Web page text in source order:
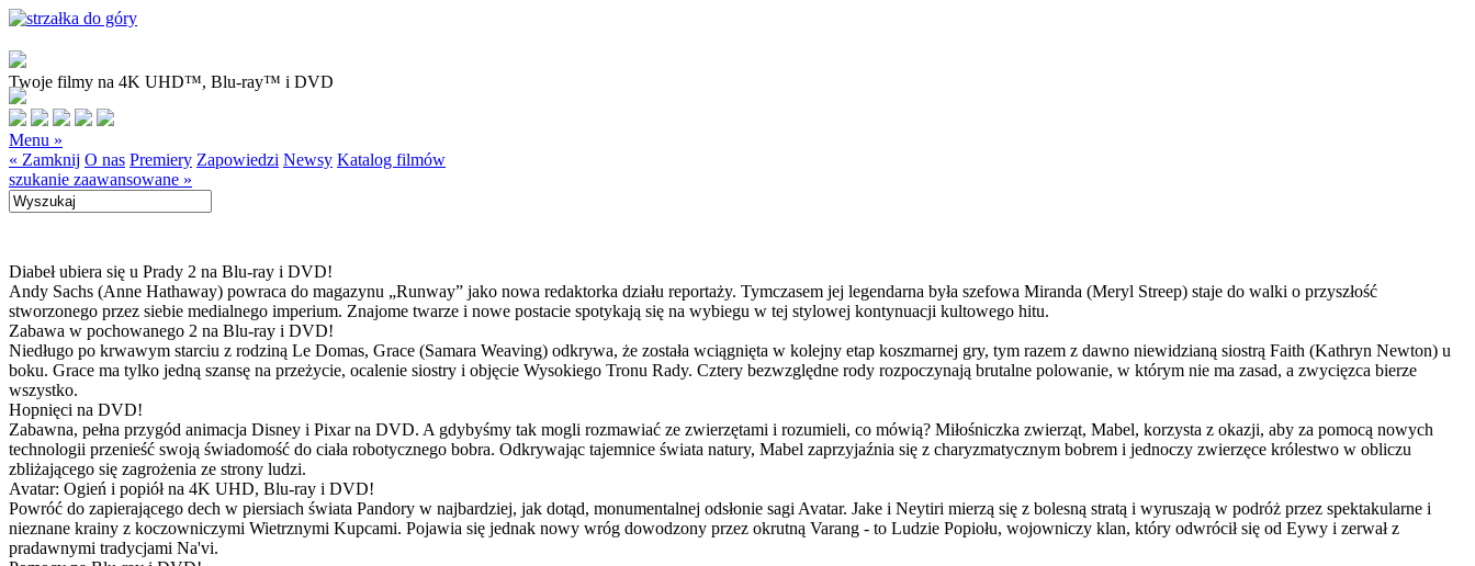
Twoje filmy na 4K UHD™, Blu-ray™ i DVD
Menu »
« Zamknij O nas Premiery Zapowiedzi Newsy Katalog filmów
szukanie zaawansowane »
Diabeł ubiera się u Prady 2 na Blu-ray i DVD!
Andy Sachs (Anne Hathaway) powraca do magazynu „Runway” jako nowa redaktorka działu reportaży. Tymczasem jej legendarna była szefowa Miranda (Meryl Streep) staje do walki o przyszłość
stworzonego przez siebie medialnego imperium. Znajome twarze i nowe postacie spotykają się na wybiegu w tej stylowej kontynuacji kultowego hitu.
Zabawa w pochowanego 2 na Blu-ray i DVD!
Niedługo po krwawym starciu z rodziną Le Domas, Grace (Samara Weaving) odkrywa, że została wciągnięta w kolejny etap koszmarnej gry, tym razem z dawno niewidzianą siostrą Faith (Kathryn Newton) u
boku. Grace ma tylko jedną szansę na przeżycie, ocalenie siostry i objęcie Wysokiego Tronu Rady. Cztery bezwzględne rody rozpoczynają brutalne polowanie, w którym nie ma zasad, a zwycięzca bierze
wszystko.
Hopnięci na DVD!
Zabawna, pełna przygód animacja Disney i Pixar na DVD. A gdybyśmy tak mogli rozmawiać ze zwierzętami i rozumieli, co mówią? Miłośniczka zwierząt, Mabel, korzysta z okazji, aby za pomocą nowych
technologii przenieść swoją świadomość do ciała robotycznego bobra. Odkrywając tajemnice świata natury, Mabel zaprzyjaźnia się z charyzmatycznym bobrem i jednoczy zwierzęce królestwo w obliczu
zbliżającego się zagrożenia ze strony ludzi.
Avatar: Ogień i popiół na 4K UHD, Blu-ray i DVD!
Powróć do zapierającego dech w piersiach świata Pandory w najbardziej, jak dotąd, monumentalnej odsłonie sagi Avatar. Jake i Neytiri mierzą się z bolesną stratą i wyruszają w podróż przez spektakularne i
nieznane krainy z koczowniczymi Wietrznymi Kupcami. Pojawia się jednak nowy wróg dowodzony przez okrutną Varang - to Ludzie Popiołu, wojowniczy klan, który odwrócił się od Eywy i zerwał z
pradawnymi tradycjami Na'vi.